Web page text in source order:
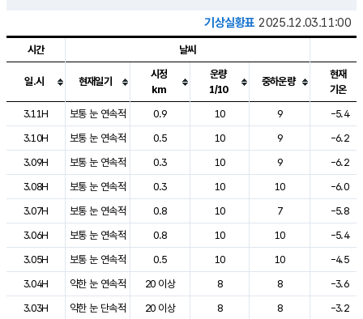
기상실황표 2025.12.03.11:00
도시별 기상실황표로 지점, 날씨, 기온, 강수, 바람, 기압등을 안내한 표입
시간 날씨
일.시 현재일기
시정
km
운량
1/10
중하운량
현재
기온
3.11H
보통 눈 연속적 0.9 10 9
-5.4
3.10H
보통 눈 연속적 0.5 10 9
-6.2
3.09H
보통 눈 연속적 0.3 10 9
-6.2
3.08H
보통 눈 연속적 0.3 10 10
-6.0
3.07H
보통 눈 연속적 0.8 10 7
-5.8
3.06H
보통 눈 연속적 0.8 10 10
-5.4
3.05H
보통 눈 연속적 0.5 10 10
-4.5
3.04H
약한 눈 연속적 20 이상 8 8
-3.6
3.03H
약한 눈 단속적 20 이상 8 8
-3.2